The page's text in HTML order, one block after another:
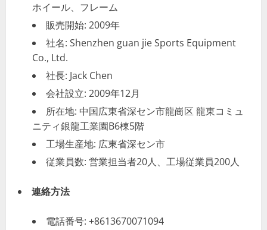
ホイール、フレーム
販売開始: 2009年
社名: Shenzhen guan jie Sports Equipment
Co., Ltd.
社長: Jack Chen
会社設立: 2009年12月
所在地: 中国広東省深セン市龍崗区 龍東コミュ
ニティ銀龍工業園B6棟5階
工場生産地: 広東省深セン市
従業員数: 営業担当者20人、工場従業員200人
連絡方法
電話番号: +8613670071094